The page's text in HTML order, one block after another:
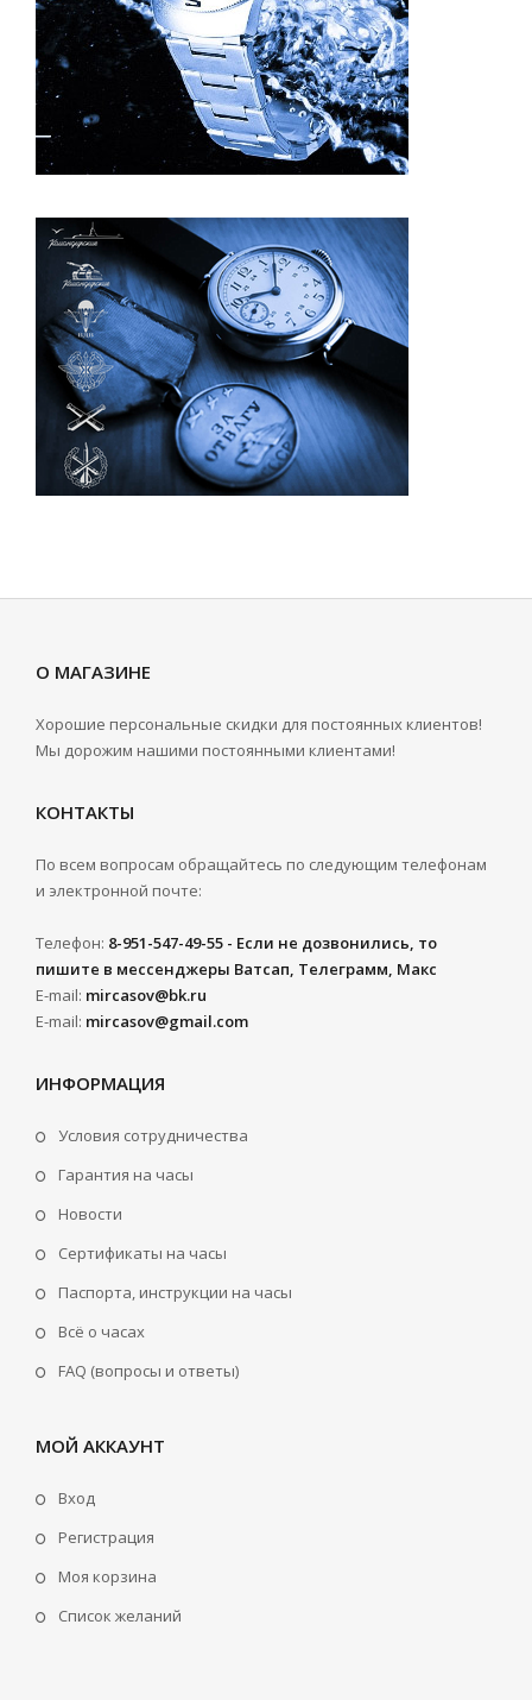
О МАГАЗИНЕ
Хорошие персональные скидки для постоянных клиентов!
Мы дорожим нашими постоянными клиентами!
КОНТАКТЫ
По всем вопросам обращайтесь по следующим телефонам
и электронной почте:
Телефон: 8-951-547-49-55 - Если не дозвонились, то
пишите в мессенджеры Ватсап, Телеграмм, Макс
E-mail: mircasov@bk.ru
E-mail: mircasov@gmail.com
ИНФОРМАЦИЯ
Условия сотрудничества
Гарантия на часы
Новости
Сертификаты на часы
Паспорта, инструкции на часы
Всё о часах
FAQ (вопросы и ответы)
МОЙ АККАУНТ
Вход
Регистрация
Моя корзина
Cписок желаний